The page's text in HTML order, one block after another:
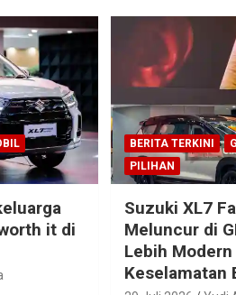
it di
BERITA TERKINI
PILIHAN
Suzuki XL7
Meluncur di
Lebih
Keselamatan